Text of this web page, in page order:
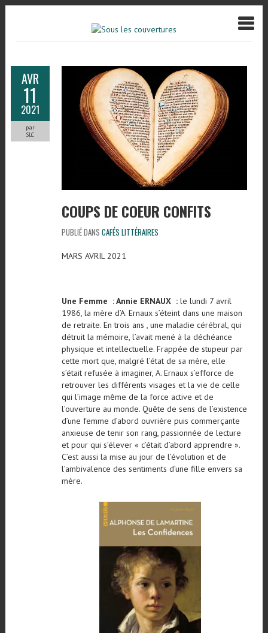
AVR
11
2021
par
SLC
COUPS DE COEUR CONFITS
PUBLIÉ DANS CAFÉS LITTÉRAIRES
MARS AVRIL 2021
Une Femme : Annie ERNAUX : le lundi 7 avril
1986, la mère d’A. Ernaux s’éteint dans une maison
de retraite. En trois ans , une maladie cérébral, qui
détruit la mémoire, l’avait mené à la déchéance
physique et intellectuelle. Frappée de stupeur par
cette mort que, malgré l’état de sa mère, elle
s’était refusée à imaginer, A. Ernaux s’efforce de
retrouver les différents visages et la vie de celle
qui l’image même de la force active et de
l’ouverture au monde. Quête de sens de l’existence
d’une femme d’abord ouvrière puis commerçante
anxieuse de tenir son rang, passionnée de lecture
et pour qui s’élever « c’était d’abord apprendre ».
C’est aussi la mise au jour de l’évolution et de
l’ambivalence des sentiments d’une fille envers sa
mère.